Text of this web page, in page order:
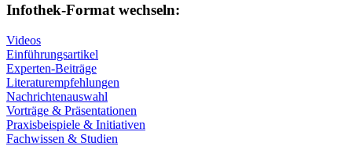
Infothek-Format wechseln:
Videos
Einführungsartikel
Experten-Beiträge
Literaturempfehlungen
Nachrichtenauswahl
Vorträge & Präsentationen
Praxisbeispiele & Initiativen
Fachwissen & Studien